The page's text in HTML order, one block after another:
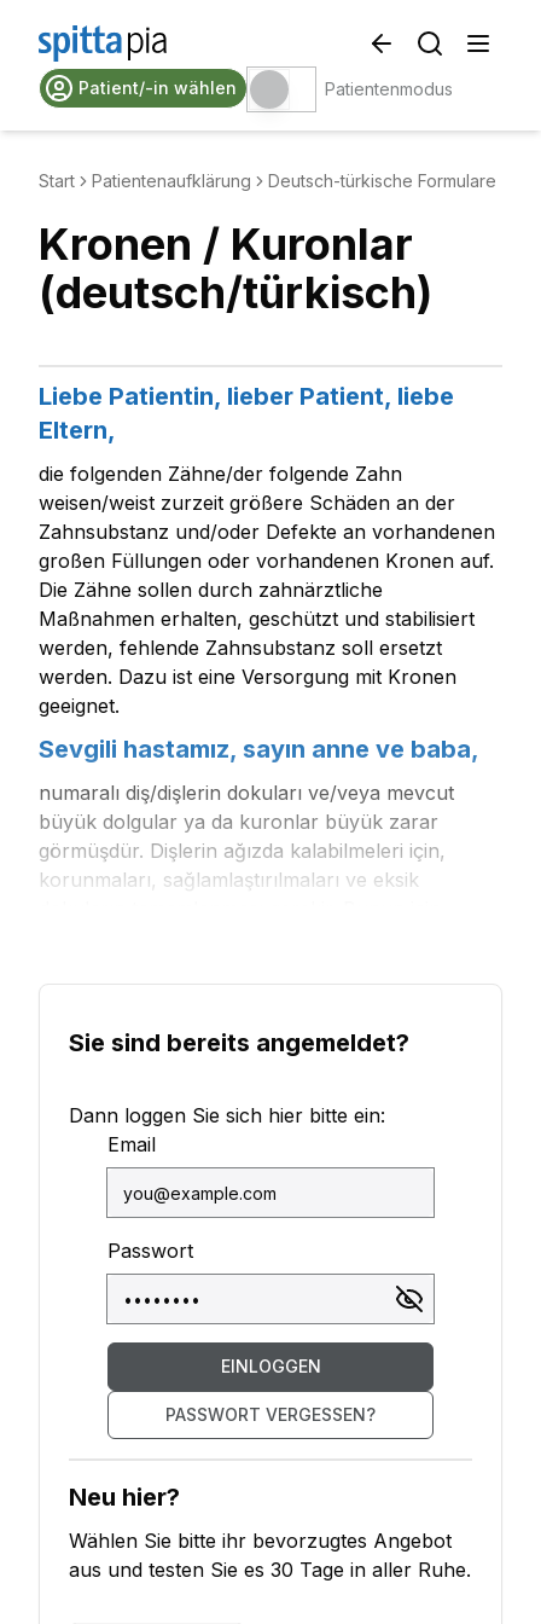
Patient/-in wählen Patientenmodus
Start Patientenaufklärung Deutsch-türkische Formulare
Kronen / Kuronlar
(deutsch/türkisch)
Liebe Patientin, lieber Patient, liebe
Eltern,
die folgenden Zähne/der folgende Zahn
weisen/weist zurzeit größere Schäden an der
Zahnsubstanz und/oder Defekte an vorhandenen
großen Füllungen oder vorhandenen Kronen auf.
Die Zähne sollen durch zahnärztliche
Maßnahmen erhalten, geschützt und stabilisiert
werden, fehlende Zahnsubstanz soll ersetzt
werden. Dazu ist eine Versorgung mit Kronen
geeignet.
Sevgili hastamız, sayın anne ve baba,
numaralı diş/dişlerin dokuları ve/veya mevcut
büyük dolgular ya da kuronlar büyük zarar
görmüşdür. Dişlerin ağızda kalabilmeleri için,
korunmaları, sağlamlaştırılmaları ve eksik
Sie sind bereits angemeldet?
Dann loggen Sie sich hier bitte ein:
Email
Passwort
EINLOGGEN
PASSWORT VERGESSEN?
Neu hier?
Wählen Sie bitte ihr bevorzugtes Angebot
aus und testen Sie es 30 Tage in aller Ruhe.